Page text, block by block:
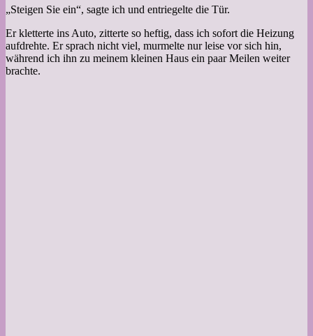
„Steigen Sie ein“, sagte ich und entriegelte die Tür.
Er kletterte ins Auto, zitterte so heftig, dass ich sofort die Heizung
aufdrehte. Er sprach nicht viel, murmelte nur leise vor sich hin,
während ich ihn zu meinem kleinen Haus ein paar Meilen weiter
brachte.